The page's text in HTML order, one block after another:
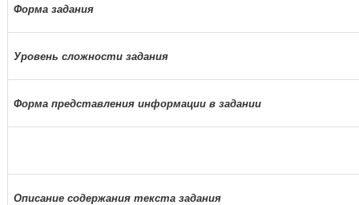
Форма задания
Уровень сложности задания
Форма представления информации в задании
Описание содержания текста задания